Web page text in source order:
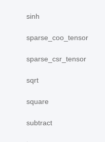
sinh
sparse_coo_tensor
sparse_csr_tensor
sqrt
square
subtract